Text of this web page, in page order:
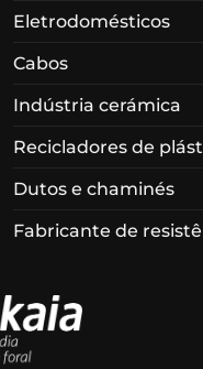
Eletrodomésticos
Cabos
Indústria cerámica
Recicladores de
Dutos e chaminés
Fabricante de